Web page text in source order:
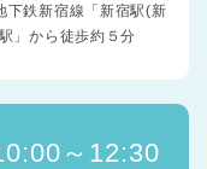
下鉄新宿線「新宿駅(新
」から徒歩約５分
～12:30